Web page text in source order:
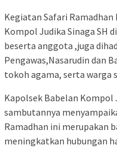
Kegiatan Safari
Kompol Judika Sinaga SH
beserta anggota ,juga
Pengawas,Nasarudin dan
tokoh agama, serta warga
Kapolsek Babelan Kompol
sambutannya
Ramadhan ini merupakan
meningkatkan hubungan